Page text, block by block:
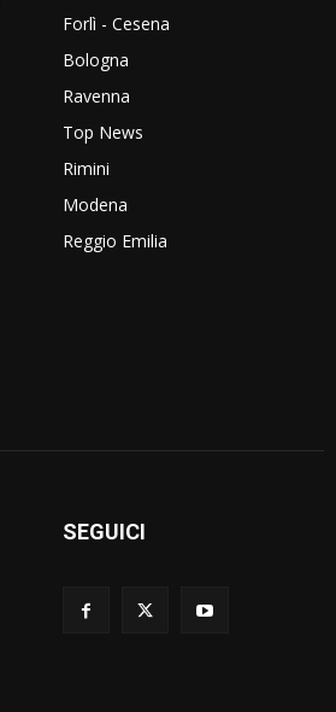
Forlì - Cesena
Bologna
Ravenna
Top News
Rimini
Modena
Reggio Emilia
SEGUICI